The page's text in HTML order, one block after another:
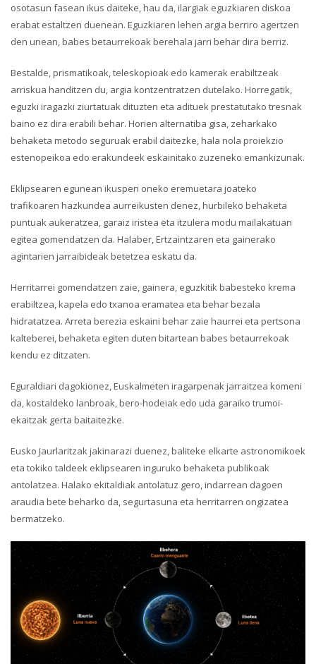
osotasun fasean ikus daiteke, hau da, ilargiak eguzkiaren diskoa
erabat estaltzen duenean. Eguzkiaren lehen argia berriro agertzen
den unean, babes betaurrekoak berehala jarri behar dira berriz.
Bestalde, prismatikoak, teleskopioak edo kamerak erabiltzeak
arriskua handitzen du, argia kontzentratzen dutelako. Horregatik,
eguzki iragazki ziurtatuak dituzten eta adituek prestatutako tresnak
baino ez dira erabili behar. Horien alternatiba gisa, zeharkako
behaketa metodo seguruak erabil daitezke, hala nola proiekzio
estenopeikoa edo erakundeek eskainitako zuzeneko emankizunak.
Eklipsearen egunean ikuspen oneko eremuetara joateko
trafikoaren hazkundea aurreikusten denez, hurbileko behaketa
puntuak aukeratzea, garaiz iristea eta itzulera modu mailakatuan
egitea gomendatzen da. Halaber, Ertzaintzaren eta gainerako
agintarien jarraibideak betetzea eskatu da.
Herritarrei gomendatzen zaie, gainera, eguzkitik babesteko krema
erabiltzea, kapela edo txanoa eramatea eta behar bezala
hidratatzea. Arreta berezia eskaini behar zaie haurrei eta pertsona
kalteberei, behaketa egiten duten bitartean babes betaurrekoak
kendu ez ditzaten.
Eguraldiari dagokionez, Euskalmeten iragarpenak jarraitzea komeni
da, kostaldeko lanbroak, bero-hodeiak edo uda garaiko trumoi-
ekaitzak gerta baitaitezke.
Eusko Jaurlaritzak jakinarazi duenez, baliteke elkarte astronomikoek
eta tokiko taldeek eklipsearen inguruko behaketa publikoak
antolatzea. Halako ekitaldiak antolatuz gero, indarrean dagoen
araudia bete beharko da, segurtasuna eta herritarren ongizatea
bermatzeko.